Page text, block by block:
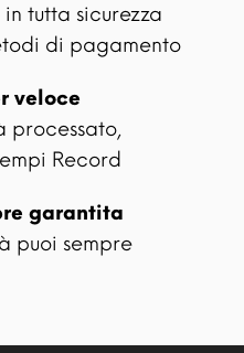
tutta sicurezza
di pagamento
veloce
processato,
Record
garantita
puoi sempre